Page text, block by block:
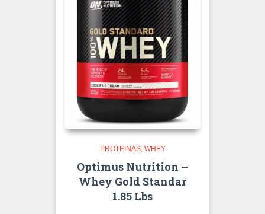
PROTEINAS WHEY
Optimus Nutrition –
Whey Gold Standar
1.85 Lbs